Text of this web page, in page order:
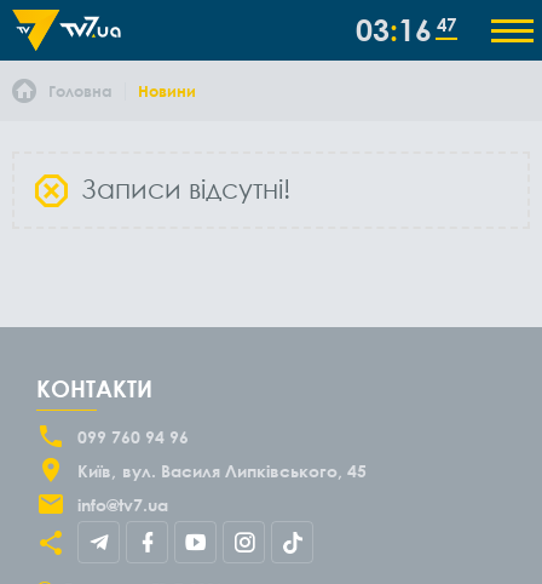
03 16 47
Головна Новини
Записи відсутні!
КОНТАКТИ
099 760 94 96
Київ
вул. Василя Липківського, 45
info@tv7.ua